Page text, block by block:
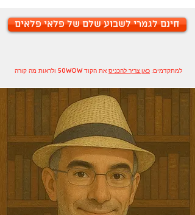
חינם לגמרי לשבוע שלם של פלאי פלאים
למתקדמים: כאן צריך להכניס את הקוד50WOW ולראות מה קורה